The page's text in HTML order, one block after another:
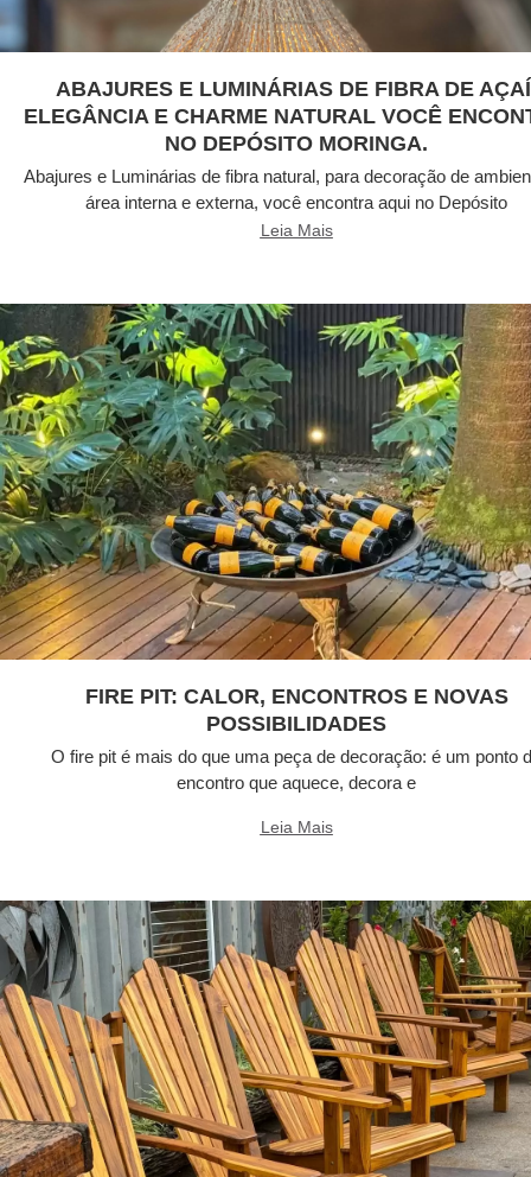
ABAJURES E LUMINÁRIAS DE FIBRA DE
ELEGÂNCIA E CHARME NATURAL VOCÊ
NO DEPÓSITO MORINGA.
Abajures e Luminárias de fibra natural, para decoração de
área interna e externa, você encontra aqui no Depósito
Leia Mais
FIRE PIT: CALOR, ENCONTROS E NOVAS
POSSIBILIDADES
O fire pit é mais do que uma peça de decoração: é um ponto
encontro que aquece, decora e
Leia Mais